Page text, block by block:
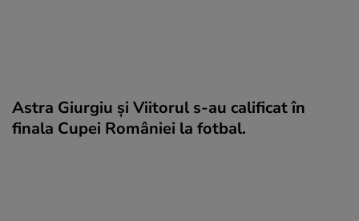
Astra Giurgiu și Viitorul s-au calificat în
finala Cupei României la fotbal.